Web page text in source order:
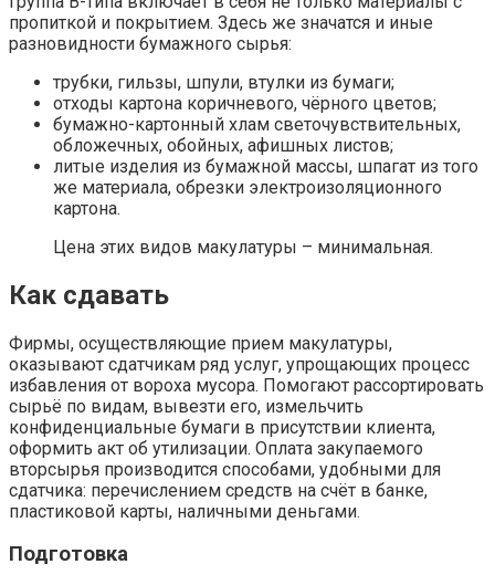
пропиткой и покрытием. Здесь же значатся и иные
разновидности бумажного сырья:
трубки, гильзы, шпули, втулки из бумаги;
отходы картона коричневого, чёрного цветов;
бумажно-картонный хлам светочувствительных,
обложечных, обойных, афишных листов;
литые изделия из бумажной массы, шпагат из того
же материала, обрезки электроизоляционного
картона.
Цена этих видов макулатуры – минимальная.
Как сдавать
Фирмы, осуществляющие прием макулатуры,
оказывают сдатчикам ряд услуг, упрощающих процесс
избавления от вороха мусора. Помогают рассортировать
сырьё по видам, вывезти его, измельчить
конфиденциальные бумаги в присутствии клиента,
оформить акт об утилизации. Оплата закупаемого
вторсырья производится способами, удобными для
сдатчика: перечислением средств на счёт в банке,
пластиковой карты, наличными деньгами.
Подготовка